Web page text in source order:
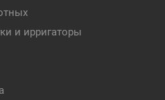
и ирригаторы